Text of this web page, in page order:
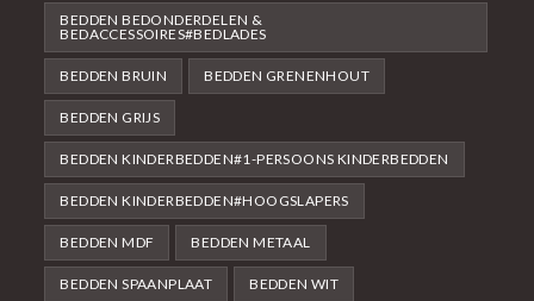
BEDDEN BEDONDERDELEN &
BEDACCESSOIRES#BEDLADES
BEDDEN BRUIN BEDDEN GRENENHOUT
BEDDEN GRIJS
BEDDEN KINDERBEDDEN#1-PERSOONS KINDERBEDDEN
BEDDEN KINDERBEDDEN#HOOGSLAPERS
BEDDEN MDF BEDDEN METAAL
BEDDEN SPAANPLAAT BEDDEN WIT